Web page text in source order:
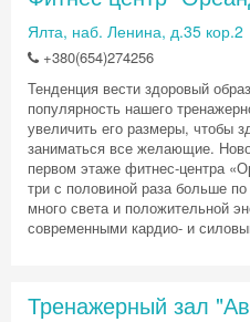
Ялта, наб. Ленина, д.35 кор.2
+380(654)274256
Тенденция вести здоровый
популярность нашего
увеличить его размеры, чтобы
заниматься все желающие.
первом этаже фитнес-центра
три с половиной раза больше
много света и положительной
современными кардио- и
Тренажерный зал